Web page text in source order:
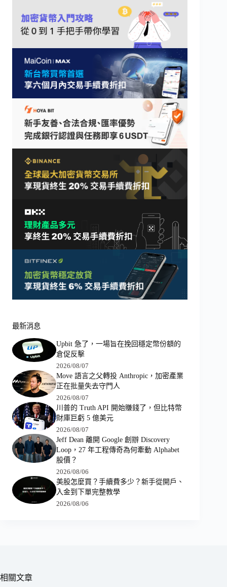
最新消息
Upbit 急了，一場旨在挽回穩定幣份額的
倉促反擊
2026/08/07
Move 語言之父轉投 Anthropic，加密產業
正在批量失去守門人
2026/08/07
川普的 Truth API 開始賺錢了，但比特幣
財庫巨虧 5 億美元
2026/08/07
Jeff Dean 離開 Google 創辦 Discovery
Loop，27 年工程傳奇為何牽動 Alphabet
股價？
2026/08/06
美股怎麼買？手續費多少？新手從開戶、
入金到下單完整教學
2026/08/06
相關文章